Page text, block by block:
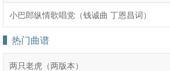
小巴郎纵情歌唱党（钱诚曲 丁恩昌词）
热门曲谱
两只老虎（两版本）